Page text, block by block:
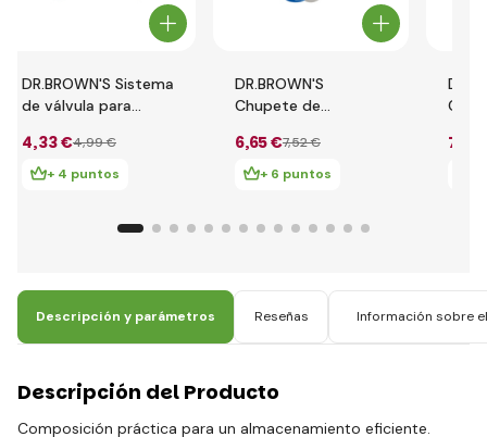
DR.BROWN'S Sistema
de válvula para
estrechas 250 ml 2
uds.
4,33 €4,99 €
+ 4 puntos
DR.BROWN'S
Chupete de
FreshFirsts gris
6,65 €7,52 €
+ 6 puntos
7
Descripción y parámetros Reseñas Información sobre
Descripción del Producto
Composición práctica para un almacenamiento eficiente.